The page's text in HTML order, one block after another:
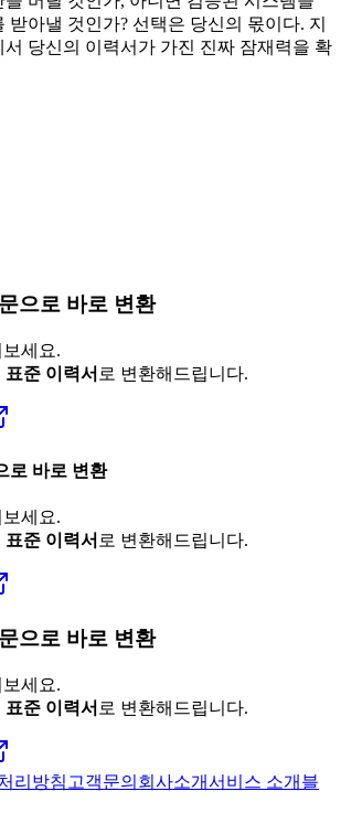
받아낼 것인가? 선택은 당신의 몫이다. 지
당신의 이력서가 가진 진짜 잠재력을 확
으로 바로 변환
세요.
표준 이력서 로 변환해드립니다.
로 바로 변환
세요.
표준 이력서 로 변환해드립니다.
으로 바로 변환
세요.
표준 이력서 로 변환해드립니다.
리방침 고객문의 회사소개서비스 소개 블